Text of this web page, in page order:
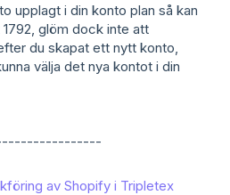
upplagt i din konto plan så kan
glöm dock inte att
du skapat ett nytt konto,
välja det nya kontot i din
av Shopify i Tripletex